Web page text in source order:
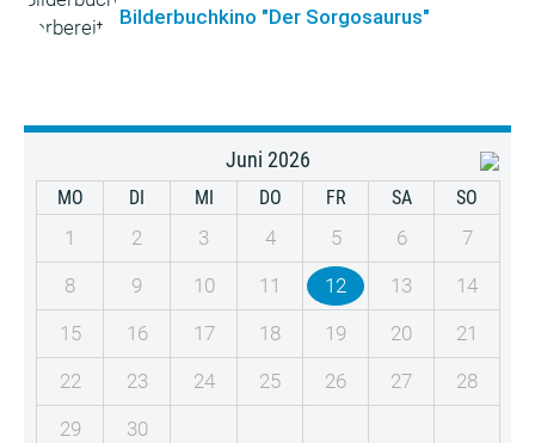
Bilderbuchkino "Der Sorgosaurus"
Juni 2026
MO DI MI DO FR SA SO
1 2 3 4 5 6
7
8
9 10 11 12 13
14
15
16 17 18 19 20
21
22
23 24 25 26 27
28
29
30